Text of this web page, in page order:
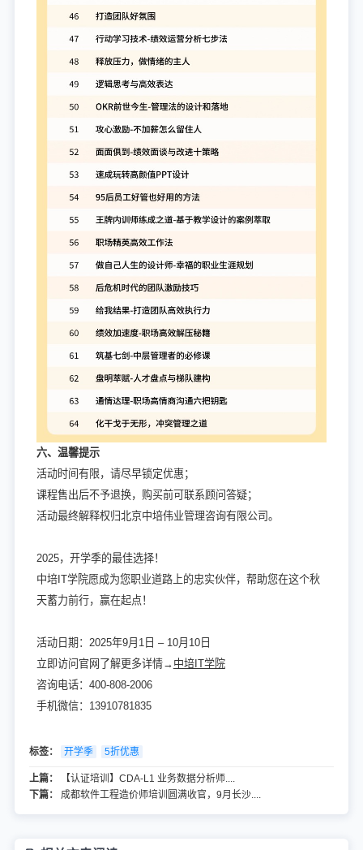
六、温馨提示
活动时间有限，请尽早锁定优惠；
课程售出后不予退换，购买前可联系顾问答疑；
活动最终解释权归北京中培伟业管理咨询有限公司。
2025，开学季的最佳选择！
中培IT学院愿成为您职业道路上的忠实伙伴，帮助您在这个秋
天蓄力前行，赢在起点！
活动日期：2025年9月1日 – 10月10日
立即访问官网了解更多详情→ 中培IT学院
咨询电话：400-808-2006
手机微信：13910781835
标签： 开学季 5折优惠
上篇：
【认证培训】CDA-L1 业务数据分析师....
下篇：
成都软件工程造价师培训圆满收官，9月长沙....